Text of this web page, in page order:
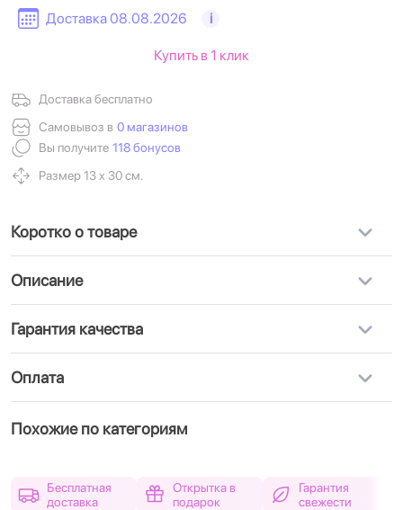
Доставка 08.08.2026 i
Доставка бесплатно
Самовывоз в 0 магазинов
Вы получите 118 бонусов
Размер 13 х 30 см.
Купить в 1 клик
Коротко о товаре
Описание
Гарантия качества
Оплата
Похожие по категориям
Бесплатная
доставка
Открытка в
подарок
Гарантия
свежести